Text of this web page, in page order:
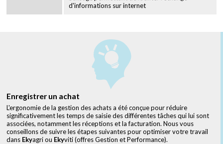
d'informations sur internet
Enregistrer un achat
L'ergonomie de la gestion des achats a été conçue pour réduire
significativement les temps de saisie des différentes tâches qui lui sont
associées, notamment les réceptions et la facturation. Nous vous
conseillons de suivre les étapes suivantes pour optimiser votre travail
dans Ekyagri ou Ekyviti (offres Gestion et Performance).